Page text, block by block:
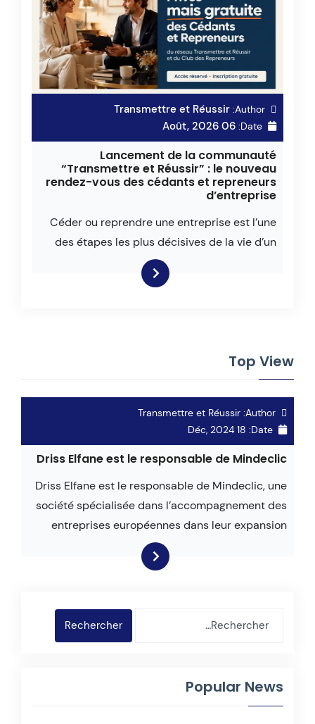
Transmettre et Réussir
06 Août, 2026
Lancement de la communauté
“Transmettre et Réussir” : le nouveau
rendez-vous des cédants et repreneurs
d’entreprise
Céder ou reprendre une entreprise est l’une
des étapes les plus décisives de la vie d’un
Top View
Transmettre et Réussir
18 Déc, 2024
Driss Elfane est le responsable de Mindeclic
Driss Elfane est le responsable de Mindeclic, une
société spécialisée dans l’accompagnement des
entreprises européennes dans leur expansion
Popular News